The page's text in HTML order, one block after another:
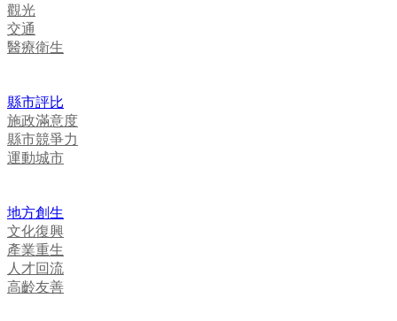
觀光
交通
醫療衛生
縣市評比
施政滿意度
縣市競爭力
運動城市
地方創生
文化復興
產業重生
人才回流
高齡友善